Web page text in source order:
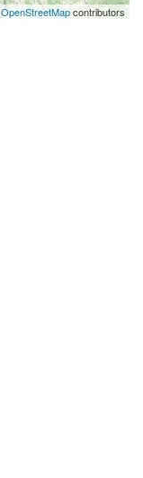
OpenStreetMapcontributors